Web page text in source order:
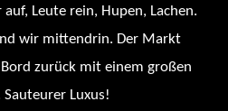
Leute rein, Hupen, Lachen.
wir mittendrin. Der Markt
zurück mit einem großen
Luxus!